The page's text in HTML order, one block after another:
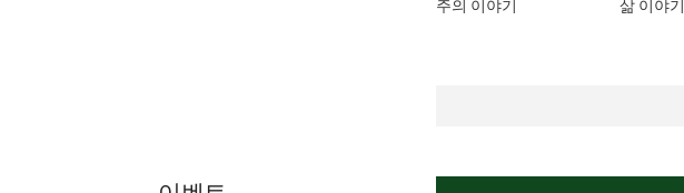
주의 이야기
삶 이야기